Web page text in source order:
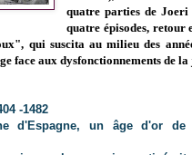
quatre parties de
quatre épisodes, retour
qui suscita au milieu des
face aux dysfonctionnements de la
-1482
d'Espagne, un âge d'or de